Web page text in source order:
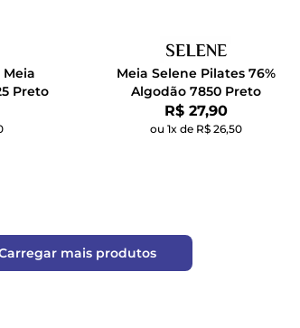
Meia
Preto
Meia Selene Pilates 76%
Algodão 7850 Preto
Por:
R$ 27,90
ou 1x de R$ 26,50
mais produtos